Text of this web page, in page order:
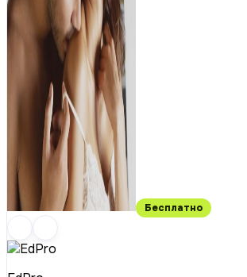
Бесплатно